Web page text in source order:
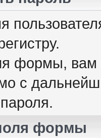
формы, вам
с
формы